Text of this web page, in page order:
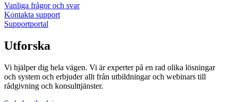
Vanliga frågor och svar
Kontakta support
Supportportal
Utforska
Vi hjälper dig hela vägen. Vi är experter på en rad olika lösningar
och system och erbjuder allt från utbildningar och webinars till
rådgivning och konsulttjänster.